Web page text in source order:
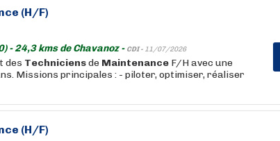
(H/F)
- 24,3 kms de Chavanoz - CDI - 11/07/2026
des Techniciensde Maintenance F/H avec une
Missions principales : - piloter, optimiser, réaliser
(H/F)